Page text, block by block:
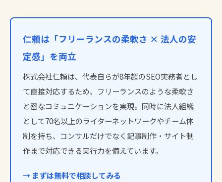
仁頼は「フリーランスの柔軟さ × 法人の安
定感」を両立
株式会社仁頼は、代表自らが8年超のSEO実務者とし
て直接対応するため、フリーランスのような柔軟さ
と密なコミュニケーションを実現。同時に法人組織
として70名以上のライターネットワークやチーム体
制を持ち、コンサルだけでなく記事制作・サイト制
作まで対応できる実行力を備えています。
→ まずは無料で相談してみる